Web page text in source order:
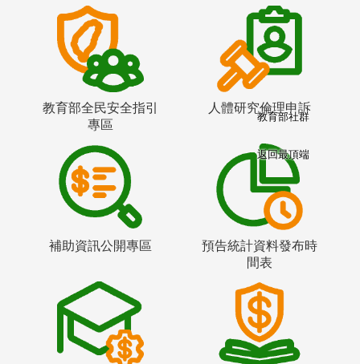
教育部全民安全指引
專區
人體研究倫理申訴
補助資訊公開專區
預告統計資料發布時
間表
教育部社群
返回最頂端